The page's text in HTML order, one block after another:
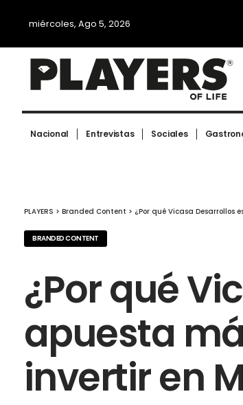
miércoles, Ago 5, 2026
Nacional Entrevistas Sociales
PLAYERS > Branded Content > ¿Por qué Vicasa
BRANDED CONTENT
¿Por qué
apuesta
invertir en